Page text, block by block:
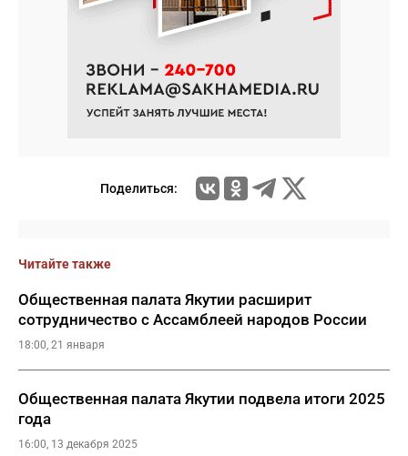
Поделиться:
Читайте также
Общественная палата Якутии расширит
сотрудничество с Ассамблеей народов России
18:00, 21 января
Общественная палата Якутии подвела итоги 2025
года
16:00, 13 декабря 2025